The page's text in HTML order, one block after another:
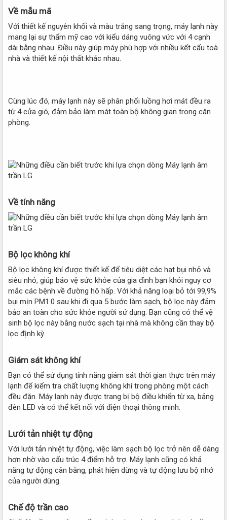
Về mẫu mã​
Với thiết kế nguyên khối và màu trắng sang trọng, máy lạnh này
mang lại sự thẩm mỹ cao với kiểu dáng vuông vức với 4 cạnh
dài bằng nhau. Điều này giúp máy phù hợp với nhiều kết cấu toà
nhà và thiết kế nội thất khác nhau.
Cùng lúc đó, máy lạnh này sẽ phân phối luồng hơi mát đều ra
từ 4 cửa gió, đảm bảo làm mát toàn bộ không gian trong căn
phòng.
Về tính năng​
Bộ lọc không khí​
Bộ lọc không khí được thiết kế để tiêu diệt các hạt bụi nhỏ và
siêu nhỏ, giúp bảo vệ sức khỏe của gia đình bạn khỏi nguy cơ
mắc các bệnh về đường hô hấp. Với khả năng loại bỏ tới 99,9%
bụi mịn PM1.0 sau khi đi qua 5 bước làm sạch, bộ lọc này đảm
bảo an toàn cho sức khỏe người sử dụng. Bạn cũng có thể vệ
sinh bộ lọc này bằng nước sạch tại nhà mà không cần thay bộ
lọc định kỳ.
Giám sát không khí​
Bạn có thể sử dụng tính năng giám sát thời gian thực trên máy
lạnh để kiểm tra chất lượng không khí trong phòng một cách
đều đặn. Máy lạnh này được trang bị bộ điều khiển từ xa, bảng
đèn LED và có thể kết nối với điện thoại thông minh.
Lưới tản nhiệt tự động​
Với lưới tản nhiệt tự động, việc làm sạch bộ lọc trở nên dễ dàng
hơn nhờ vào cấu trúc 4 điểm hỗ trợ. Máy lạnh cũng có khả
năng tự động cân bằng, phát hiện dừng và tự động lưu bộ nhớ
của người dùng.
Chế độ trần cao​